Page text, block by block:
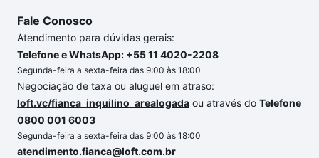
Fale Conosco
Atendimento para dúvidas gerais:
Telefone e WhatsApp: +55 11 4020-2208
Segunda-feira a sexta-feira das 9:00 às 18:00
Negociação de taxa ou aluguel em atraso:
loft.vc/fianca_inquilino_arealogada ou através do Telefone
0800 001 6003
Segunda-feira a sexta-feira das 9:00 às 18:00
atendimento.fianca@loft.com.br